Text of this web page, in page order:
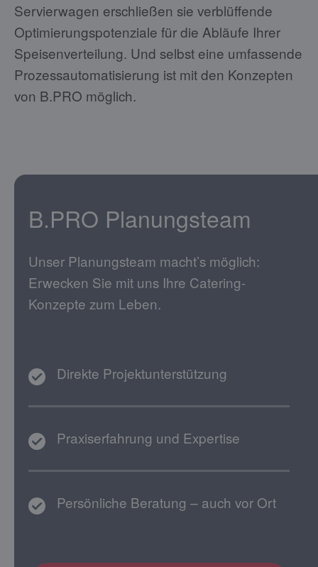
Servierwagen erschließen sie verblüffende
Optimierungspotenziale für die Abläufe Ihrer
Speisenverteilung. Und selbst eine umfassende
Prozessautomatisierung ist mit den Konzepten
von B.PRO möglich.
B.PRO Planungsteam
Unser Planungsteam macht’s möglich:
Erwecken Sie mit uns Ihre Catering-
Konzepte zum Leben.
Direkte Projektunterstützung
Praxiserfahrung und Expertise
Persönliche Beratung – auch vor Ort